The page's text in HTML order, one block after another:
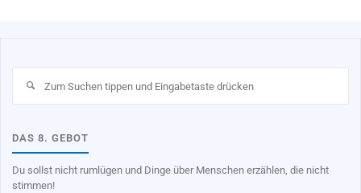
DAS 8. GEBOT
Du sollst nicht rumlügen und Dinge über Menschen erzählen, die nicht
stimmen!